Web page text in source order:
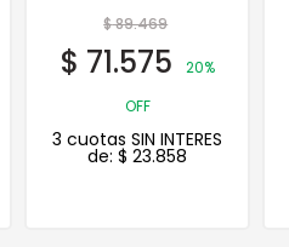
$89.469
$ 71.575
20%
OFF
3 cuotas SIN INTERES
de: $ 23.858